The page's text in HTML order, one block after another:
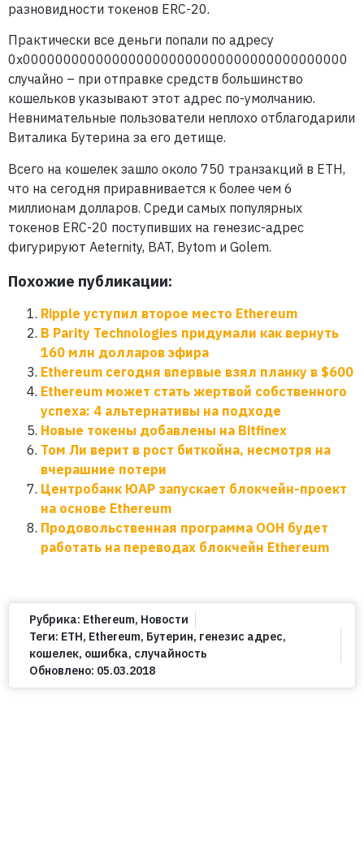
разновидности токенов ERC-20.
Практически все деньги попали по адресу
0x0000000000000000000000000000000000000000
случайно – при отправке средств большинство
кошельков указывают этот адрес по-умолчанию.
Невнимательные пользователи неплохо отблагодарили
Виталика Бутерина за его детище.
Всего на кошелек зашло около 750 транзакций в ETH,
что на сегодня приравнивается к более чем 6
миллионам долларов. Среди самых популярных
токенов ERC-20 поступивших на генезис-адрес
фигурируют Aeternity, BAT, Bytom и Golem.
Похожие публикации:
Ripple уступил второе место Ethereum
В Parity Technologies придумали как вернуть
160 млн долларов эфира
Ethereum сегодня впервые взял планку в $600
Ethereum может стать жертвой собственного
успеха: 4 альтернативы на подходе
Новые токены добавлены на Bitfinex
Том Ли верит в рост биткойна, несмотря на
вчерашние потери
Центробанк ЮАР запускает блокчейн-проект
на основе Ethereum
Продовольственная программа ООН будет
работать на переводах блокчейн Ethereum
Рубрика: Ethereum, Новости
Теги: ETH, Ethereum, Бутерин, генезис адрес,
кошелек, ошибка, случайность
Обновлено: 05.03.2018